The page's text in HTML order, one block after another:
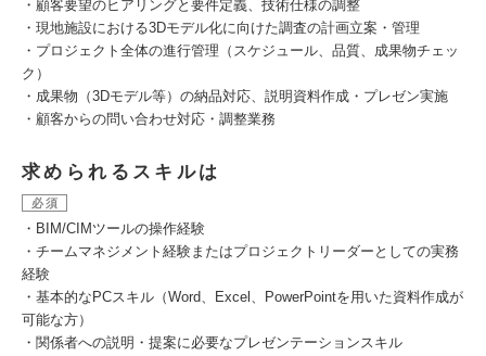
・顧客要望のヒアリングと要件定義、技術仕様の調整
・現地施設における3Dモデル化に向けた調査の計画立案・管理
・プロジェクト全体の進行管理（スケジュール、品質、成果物チェッ
ク）
・成果物（3Dモデル等）の納品対応、説明資料作成・プレゼン実施
・顧客からの問い合わせ対応・調整業務
求められるスキルは
必須
・BIM/CIMツールの操作経験
・チームマネジメント経験またはプロジェクトリーダーとしての実務
経験
・基本的なPCスキル（Word、Excel、PowerPointを用いた資料作成が
可能な方）
・関係者への説明・提案に必要なプレゼンテーションスキル